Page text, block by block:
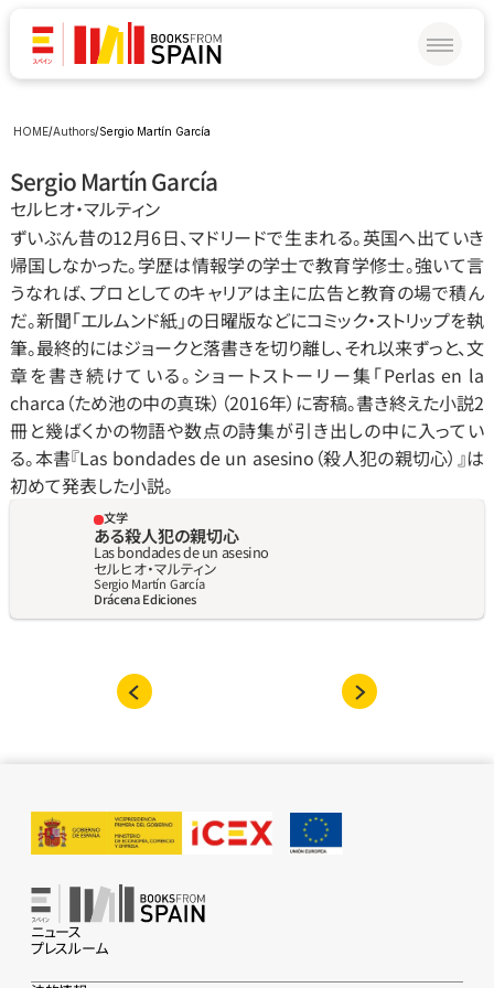
HOME/Authors/Sergio Martín García
Sergio Martín García
セルヒオ‧マルティン
ずいぶん昔の12月6日、マドリードで生まれる。英国へ出ていき
帰国しなかった。学歴は情報学の学士で教育学修士。強いて言
うなれば、プロとしてのキャリアは主に広告と教育の場で積ん
だ。新聞「エルムンド紙」の日曜版などにコミック‧ストリップを執
筆。最終的にはジョークと落書きを切り離し、それ以来ずっと、文
章を書き続けている。ショートストーリー集「Perlas en la
charca（ため池の中の真珠）（2016年）に寄稿。書き終えた小説2
冊と幾ばくかの物語や数点の詩集が引き出しの中に入ってい
る。本書『Las bondades de un asesino（殺人犯の親切心）』は
初めて発表した小説。
文学
ある殺人犯の親切心
Las bondades de un asesino
セルヒオ‧マルティン
Sergio Martín García
Drácena Ediciones
ニュース
プレスルーム